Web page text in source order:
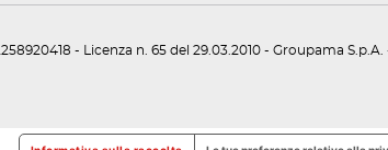
- Licenza n. 65 del 29.03.2010 - Groupama